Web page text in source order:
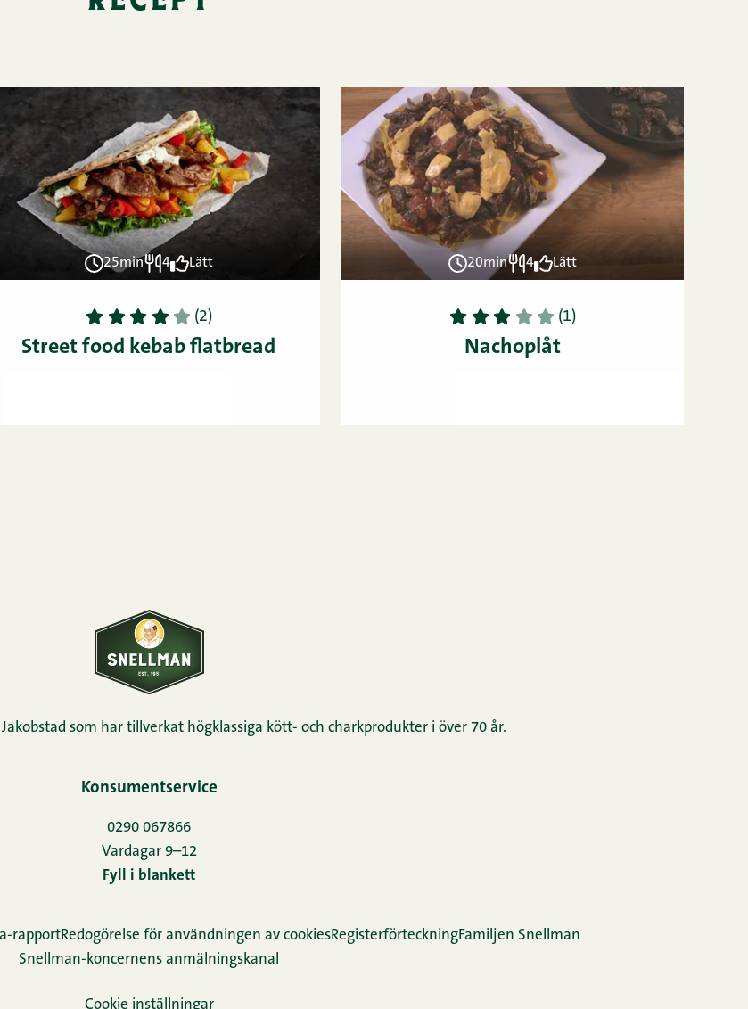
25min 4 Lätt
1 2 3 4 5 (2)
Street food kebab flatbread
20min 4 Lätt
1 2 3 4 5 (1)
Nachoplåt
som har tillverkat högklassiga kött- och charkprodukter i över 70 år.
Konsumentservice
0290 067866
Vardagar 9–12
Fyll i blankett
rapportRedogörelse för användningen av cookiesRe­gis­ter­för­teck­ningFamiljen Snellman
Snellman-koncernens anmälningskanal
Cookie inställningar